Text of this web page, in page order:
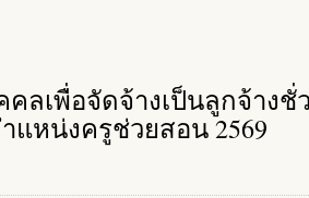
เพื่อจัดจ้างเป็นลูกจ้างชั่
หน่งครูช่วยสอน 2569